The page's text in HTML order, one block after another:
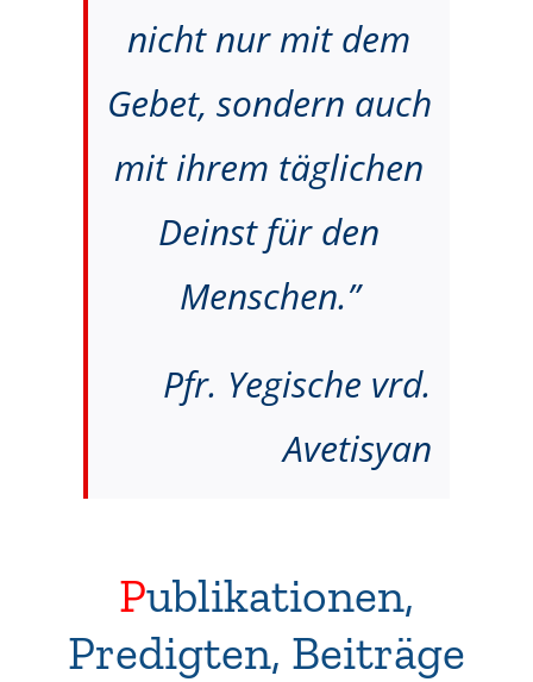
nicht nur mit dem
Gebet, sondern auch
mit ihrem täglichen
Deinst für den
Menschen.”
Pfr. Yegische vrd.
Avetisyan
Publikationen,
Predigten, Beiträge